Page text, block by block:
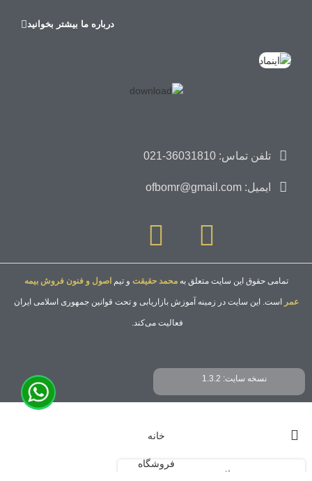
درباره ما بیشتر بخوانید
تلفن تماس: 36031810-021
ایمیل: ofbomr@gmail.com
تمامی حقوق این سایت متعلق بهمحمد حقیقت و تیم اصول و فنون فروش بیمه
عمر است. این سایت در زمینه آموزش بازاریابی و تحت قوانین جمهوری اسلامی ایران
فعالیت می‌کند.
نسخه سایت: 1.3.2
خانه
فروشگاه